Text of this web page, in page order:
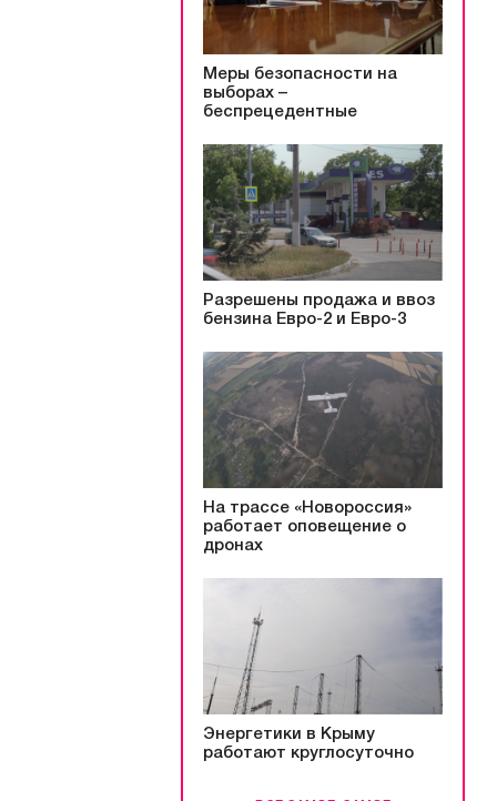
Меры безопасности на
выборах –
беспрецедентные
Разрешены продажа и ввоз
бензина Евро-2 и Евро-3
На трассе «Новороссия»
работает оповещение о
дронах
Энергетики в Крыму
работают круглосуточно